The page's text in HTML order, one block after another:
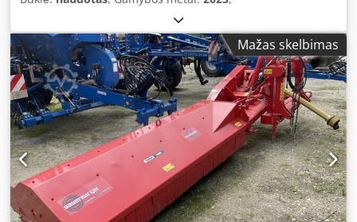
Mažas skelbimas